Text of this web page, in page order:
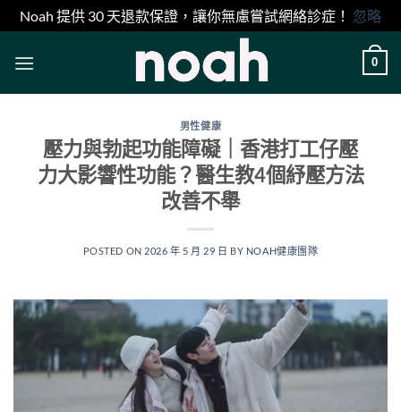
Noah 提供 30 天退款保證，讓你無慮嘗試網絡診症！ 忽略
0
男性健康
壓力與勃起功能障礙｜香港打工仔壓
力大影響性功能？醫生教4個紓壓方法
改善不舉
POSTED ON 2026 年 5 月 29 日 BY NOAH健康團隊